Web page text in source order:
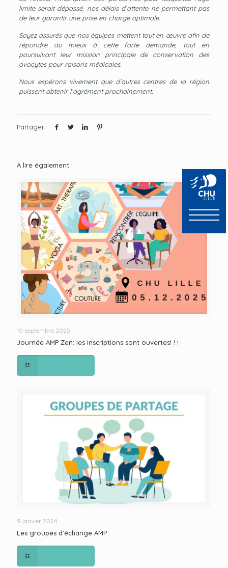
limite serait dépassé, nos délais d’attente ne permettant pas
de leur garantir une prise en charge optimale.
Soyez assurés que nos équipes mettent tout en œuvre afin de
répondre au mieux à cette forte demande, tout en
poursuivant leur mission principale de conservation des
ovocytes pour raisons médicales.
Nous espérons vivement que d’autres centres de la région
puissent obtenir l’agrément prochainement.
Partager
A lire également
10 septembre 2025
Journée AMP Zen: les inscriptions sont ouvertes! ! !
9 janvier 2024
Les groupes d’échange AMP